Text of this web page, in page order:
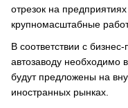
отрезок на
крупномасштабные
В соответствии с
автозаводу необходимо
будут предложены на
иностранных рынках.